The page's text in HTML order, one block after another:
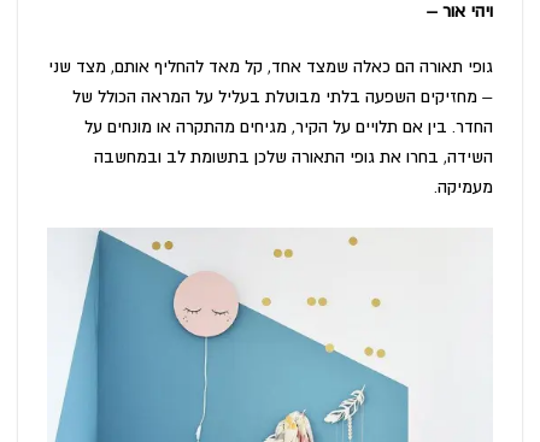
ויהי אור –
גופי תאורה הם כאלה שמצד אחד, קל מאד להחליף אותם, מצד שני
– מחזיקים השפעה בלתי מבוטלת בעליל על המראה הכולל של
החדר. בין אם תלויים על הקיר, מגיחים מהתקרה או מונחים על
השידה, בחרו את גופי התאורה שלכן בתשומת לב ובמחשבה
מעמיקה.